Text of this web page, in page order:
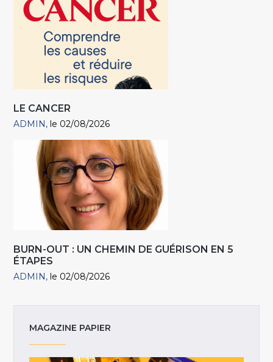
LE CANCER
ADMIN le 02/08/2026
BURN-OUT : UN CHEMIN DE GUÉRISON EN 5
ÉTAPES
ADMIN le 02/08/2026
MAGAZINE PAPIER